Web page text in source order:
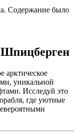
Содержание было
арктическое
уникальной
Исследуй это
где уютные